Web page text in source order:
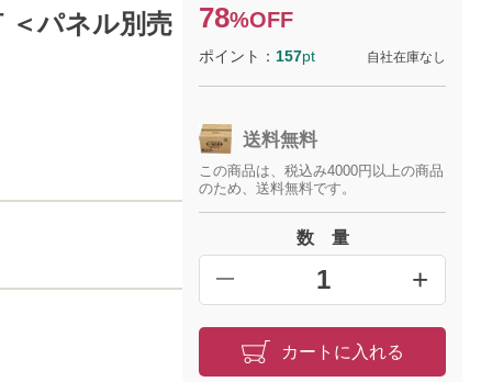
＜パネル別売
78%OFF
ポイント： 157pt 自社在庫なし
送料無料
この商品は、税込み4000円以上の商品
のため、送料無料です。
数 量
━ +
カートに入れる